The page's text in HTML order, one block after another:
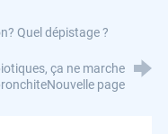
Quel dépistage ?
ça ne marche
page